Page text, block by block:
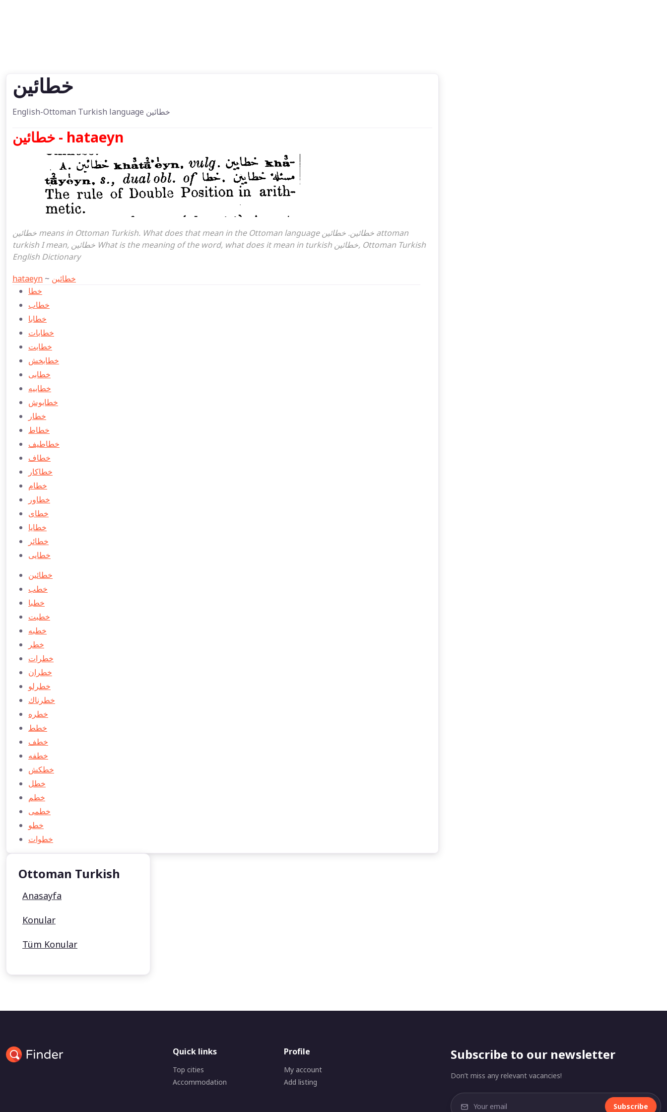
خطائين
English-Ottoman Turkish language خطائين
خطائين - hataeyn
خطائين means in Ottoman Turkish. What does that mean in the Ottoman language خطائين. خطائين attoman
turkish I mean, خطائين What is the meaning of the word, what does it mean in turkish خطائين, Ottoman Turkish
English Dictionary
hataeyn ~ خطائين
خطا
خطاب
خطابا
خطابات
خطابت
خطابخش
خطابی
خطابيه
خطابوش
خطار
خطاط
خطاطیف
خطاف
خطاكار
خطام
خطاور
خطای
خطايا
خطائر
خطایی
خطائين
خطب
خطبا
خطبت
خطبه
خطر
خطرات
خطران
خطرلو
خطرناك
خطره
خطط
خطف
خطفه
خطكش
خطل
خطم
خطمی
خطو
خطوات
Ottoman Turkish
Anasayfa
Konular
Tüm Konular
Quick links
Top cities
Accommodation
Profile
My account
Add listing
Subscribe to our newsletter
Don’t miss any relevant vacancies!
Subscribe